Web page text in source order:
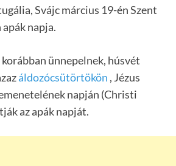
Svájc március 19-én Szent
napja.
korábban ünnepelnek, húsvét
áldozócsütörtökön , Jézus
napján (Christi
az apák napját.